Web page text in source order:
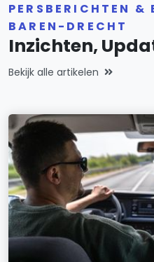
PERSBERICHTEN &
BAREN-DRECHT
Inzichten,
Bekijk alle artikelen